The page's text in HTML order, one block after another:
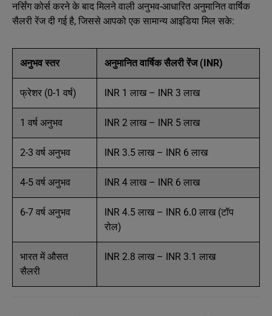
नर्सिंग कोर्स करने के बाद मिलने वाली अनुभव-आधारित अनुमानित वार्षिक
सैलरी रेंज दी गई है, जिससे आपको एक सामान्य आइडिया मिल सके:
अनुभव स्तर अनुमानित वार्षिक सैलरी रेंज (INR)
फ्रेशर (0-1 वर्ष) INR 1 लाख – INR 3 लाख
1 वर्ष अनुभव INR 2 लाख – INR 5 लाख
2-3 वर्ष अनुभव INR 3.5 लाख – INR 6 लाख
4-5 वर्ष अनुभव INR 4 लाख – INR 6 लाख
6-7 वर्ष अनुभव
INR 4.5 लाख – INR 6.0 लाख (टॉप
रोल)
भारत में औसत
सैलरी
INR 2.8 लाख – INR 3.1 लाख